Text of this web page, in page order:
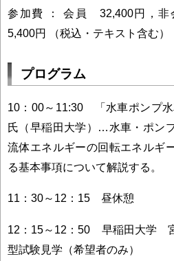
参加費 ： 会員 32,400円，
5,400円 （税込・テキスト含む）
プログラム
10：00～11:30 「水車ポンプ
氏（早稲田大学）…水車・ポン
流体エネルギーの回転エネルギ
る基本事項について解説する。
11：30～12：15 昼休憩
12：15～12：50 早稲田大学
型試験見学（希望者のみ）